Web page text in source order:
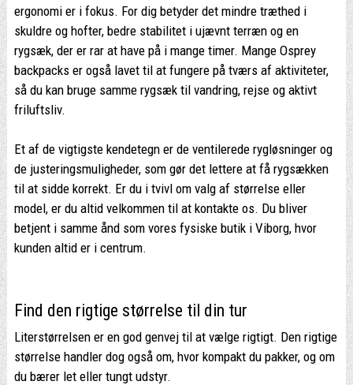
ergonomi er i fokus. For dig betyder det mindre træthed i
skuldre og hofter, bedre stabilitet i ujævnt terræn og en
rygsæk, der er rar at have på i mange timer. Mange Osprey
backpacks er også lavet til at fungere på tværs af aktiviteter,
så du kan bruge samme rygsæk til vandring, rejse og aktivt
friluftsliv.
Et af de vigtigste kendetegn er de ventilerede rygløsninger og
de justeringsmuligheder, som gør det lettere at få rygsækken
til at sidde korrekt. Er du i tvivl om valg af størrelse eller
model, er du altid velkommen til at kontakte os. Du bliver
betjent i samme ånd som vores fysiske butik i Viborg, hvor
kunden altid er i centrum.
Find den rigtige størrelse til din tur
Literstørrelsen er en god genvej til at vælge rigtigt. Den rigtige
størrelse handler dog også om, hvor kompakt du pakker, og om
du bærer let eller tungt udstyr.